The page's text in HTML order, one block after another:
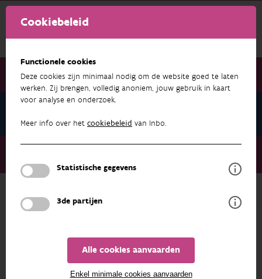
Cookiebeleid
Functionele cookies
Deze cookies zijn minimaal nodig om de website goed te laten
werken. Zij brengen, volledig anoniem, jouw gebruik in kaart
voor analyse en onderzoek.
Meer info over het cookiebeleid van Inbo.
Statistische gegevens
3de partijen
Alle cookies aanvaarden
Enkel minimale cookies aanvaarden
Nieuwsbrief maart 2021
Zijn de waterkrachtcentrales van het Albertkanaal visveilig?
NIEUWSBRIEF MAART 2021